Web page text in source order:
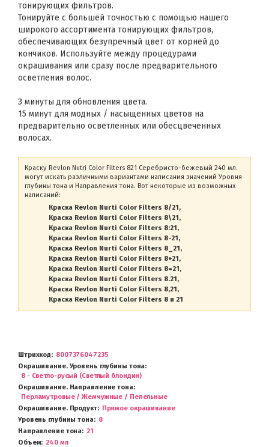
тонирующих фильтров.
Тонируйте с большей точностью с помощью нашего
широкого ассортимента тонирующих фильтров,
обеспечивающих безупречный цвет от корней до
кончиков. Используйте между процедурами
окрашивания или сразу после предварительного
осветления волос.
3 минуты для обновления цвета.
15 минут для модных / насыщенных цветов на
предварительно осветленных или обесцвеченных
волосах.
Краску Revlon Nutri Color Filters 821 Серебристо-бежевый 240 мл.
могут искать различными вариантами написания значений Уровня
глубины тона и Направления тона. Вот некоторые из возможных
написаний:
Краска Revlon Nurti Color Filters 8/21
Краска Revlon Nurti Color Filters 8\21
Краска Revlon Nurti Color Filters 8:21
Краска Revlon Nurti Color Filters 8-21
Краска Revlon Nurti Color Filters 8_21
Краска Revlon Nurti Color Filters 8+21
Краска Revlon Nurti Color Filters 8=21
Краска Revlon Nurti Color Filters 8.21
Краска Revlon Nurti Color Filters 8,21
Краска Revlon Nurti Color Filters 8 и 21
Штрихкод
8007376047235
Окрашивание. Уровень глубины тона
8 - Светло-русый (Светлый блондин)
Окрашивание. Направление тона
Перламутровые / Жемчужные / Пепельные
Окрашивание. Продукт
Прямое окрашивание
Уровень глубины тона
8
Направление тона
21
Объем
240 мл